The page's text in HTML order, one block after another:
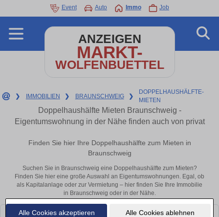
Alle Cookies akzeptieren Alle Cookies ablehnen
Event Auto Immo Job
ANZEIGEN
MARKT-
WOLFENBUETTEL
❯ IMMOBILIEN ❯ BRAUNSCHWEIG ❯
DOPPELHAUSHÄLFTE-
MIETEN
Doppelhaushälfte Mieten Braunschweig -
Eigentumswohnung in der Nähe finden auch von privat
Finden Sie hier Ihre Doppelhaushälfte zum Mieten in
Braunschweig
Suchen Sie in Braunschweig eine Doppelhaushälfte zum Mieten?
Finden Sie hier eine große Auswahl an Eigentumswohnungen. Egal, ob
als Kapitalanlage oder zur Vermietung – hier finden Sie Ihre Immobilie
in Braunschweig oder in der Nähe.
Leider konnten wir derzeit keine passenden Objekte finden. Schauen Sie